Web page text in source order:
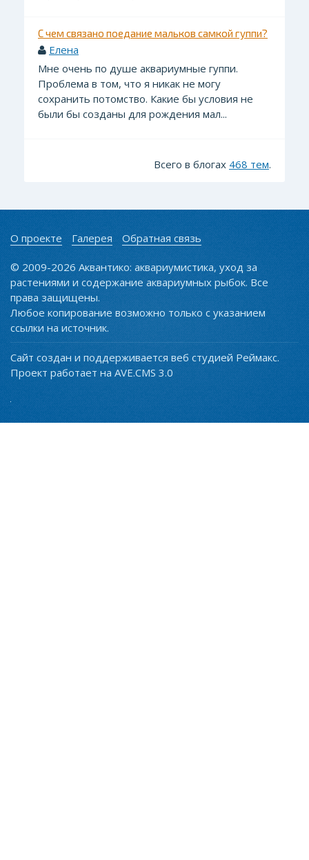
С чем связано поедание мальков самкой гуппи?
Елена
Мне очень по душе аквариумные гуппи.
Проблема в том, что я никак не могу
сохранить потомство. Какие бы условия не
были бы созданы для рождения мал...
Всего в блогах 468 тем.
О проекте Галерея Обратная связь
© 2009-2026 Аквантико: аквариумистика, уход за
растениями и содержание аквариумных рыбок. Все
права защищены.
Любое копирование возможно только с указанием
ссылки на источник.
Сайт создан и поддерживается веб студией Реймакс.
Проект работает на AVE.CMS 3.0